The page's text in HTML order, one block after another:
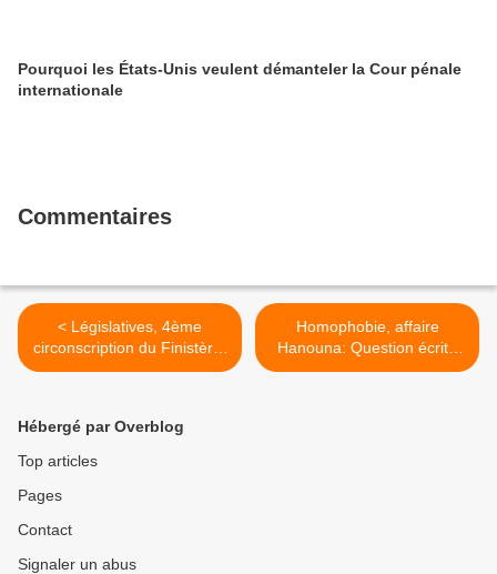
Pourquoi les États-Unis veulent démanteler la Cour pénale
internationale
Commentaires
< Législatives, 4ème
circonscription du Finistère:
Agriculture: la vision des
(Le Télégramme, 26 mai
Homophobie, affaire
Hanouna: Question écrite
de Laurence Cohen,
Hébergé par Overblog
Top articles
Pages
Contact
Signaler un abus